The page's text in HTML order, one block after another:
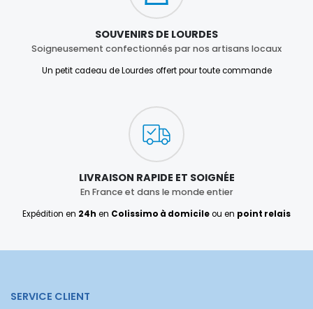
SOUVENIRS DE LOURDES
Soigneusement confectionnés par nos artisans locaux
Un petit cadeau de Lourdes offert pour toute commande
LIVRAISON RAPIDE ET SOIGNÉE
En France et dans le monde entier
Expédition en 24h en Colissimo à domicileou en point relais
SERVICE CLIENT